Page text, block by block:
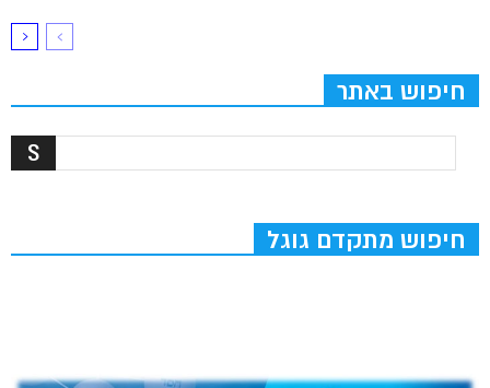
חיפוש באתר
חיפוש מתקדם גוגל